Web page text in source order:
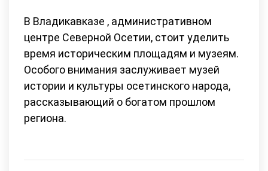
В Владикавказе , административном
центре Северной Осетии, стоит уделить
время историческим площадям и музеям.
Особого внимания заслуживает музей
истории и культуры осетинского народа,
рассказывающий о богатом прошлом
региона.